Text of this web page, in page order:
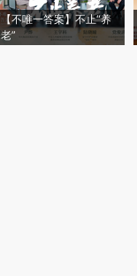
【不唯一答案】不止“养
老”